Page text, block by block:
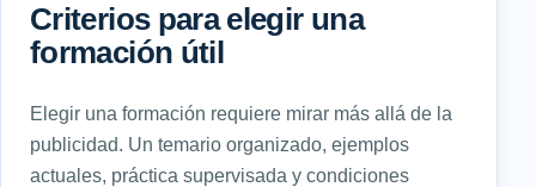
Criterios para elegir una
formación útil
Elegir una formación requiere mirar más allá de la
publicidad. Un temario organizado, ejemplos
actuales, práctica supervisada y condiciones